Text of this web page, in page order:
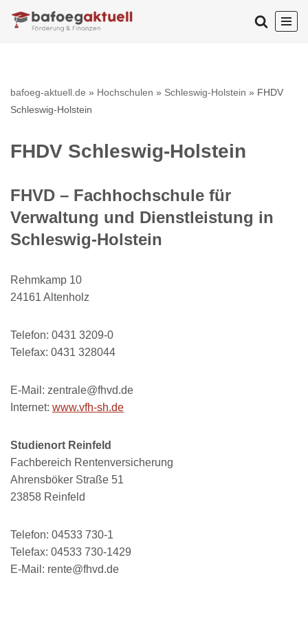
bafoeg-aktuell.de » Hochschulen » Schleswig-Holstein » FHDV
Schleswig-Holstein
FHDV Schleswig-Holstein
FHVD – Fachhochschule für
Verwaltung und Dienstleistung in
Schleswig-Holstein
Rehmkamp 10
24161 Altenholz
Telefon: 0431 3209-0
Telefax: 0431 328044
E-Mail: zentrale@fhvd.de
Internet: www.vfh-sh.de
Studienort Reinfeld
Fachbereich Rentenversicherung
Ahrensböker Straße 51
23858 Reinfeld
Telefon: 04533 730-1
Telefax: 04533 730-1429
E-Mail: rente@fhvd.de